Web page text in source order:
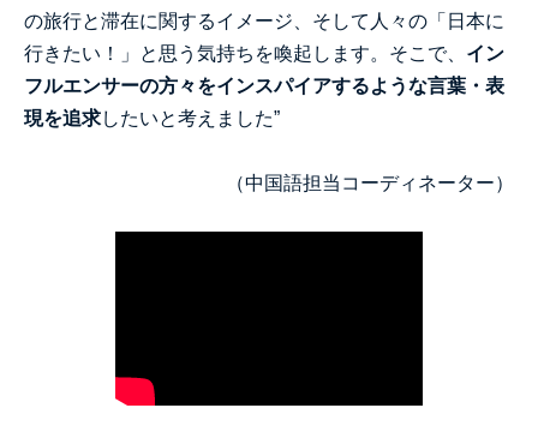
の旅行と滞在に関するイメージ、そして人々の「日本に
行きたい！」と思う気持ちを喚起します。そこで、 イン
フルエンサーの方々をインスパイアするような言葉・表
現を追求したいと考えました”
（中国語担当コーディネーター）